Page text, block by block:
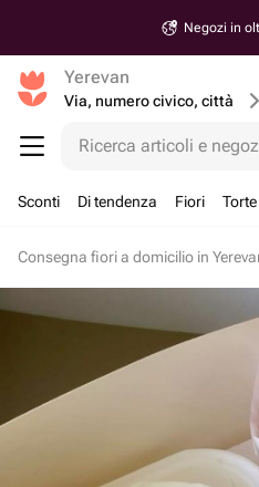
Negozi in
Yerevan
Via, numero civico, città
Ricerca articoli e
Sconti Di tendenza Fiori
Consegna fiori a domicilio in